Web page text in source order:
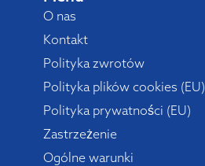
O nas
Kontakt
Polityka zwrotów
Polityka plików cookies (EU)
Polityka prywatności (EU)
Zastrzeżenie
Ogólne warunki